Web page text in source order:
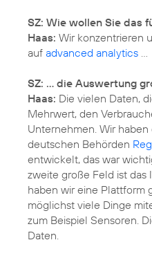
SZ: Wie wollen Sie das
Haas: Wir konzentrieren
auf advanced analytics ...
SZ: ... die Auswertung
Haas: Die vielen Daten,
Mehrwert, den
Unternehmen. Wir
deutschen Behörden
entwickelt, das war
zweite große Feld ist das
haben wir eine Plattform
möglichst viele Dinge
zum Beispiel Sensoren.
Daten.